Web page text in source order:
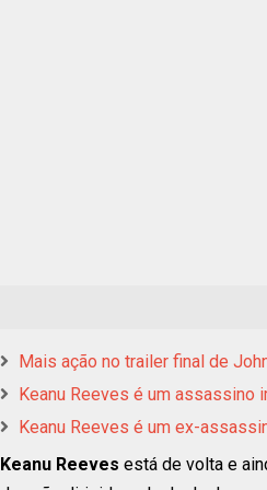
Mais ação no trailer final de
Keanu Reeves é um assassino
Keanu Reeves é um ex-
Keanu Reeves está de volta e